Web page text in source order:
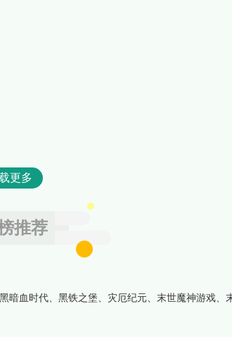
更多
推荐
血时代、黑铁之堡、灾厄纪元、末世魔神游戏、